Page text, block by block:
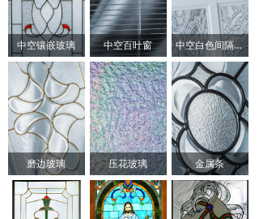
中空镶嵌玻璃 中空百叶窗 中空白色间隔条产品
磨边玻璃 压花玻璃 金属条